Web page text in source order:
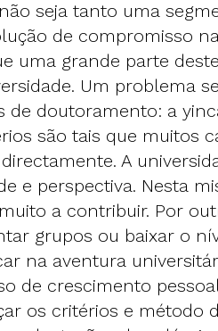
seja tanto uma
de compromisso
uma grande parte
Um problema
de doutoramento: a
são tais que muitos
A
e perspectiva. Nesta
a contribuir. Por
grupos ou baixar o
na aventura
de crescimento
os critérios e método